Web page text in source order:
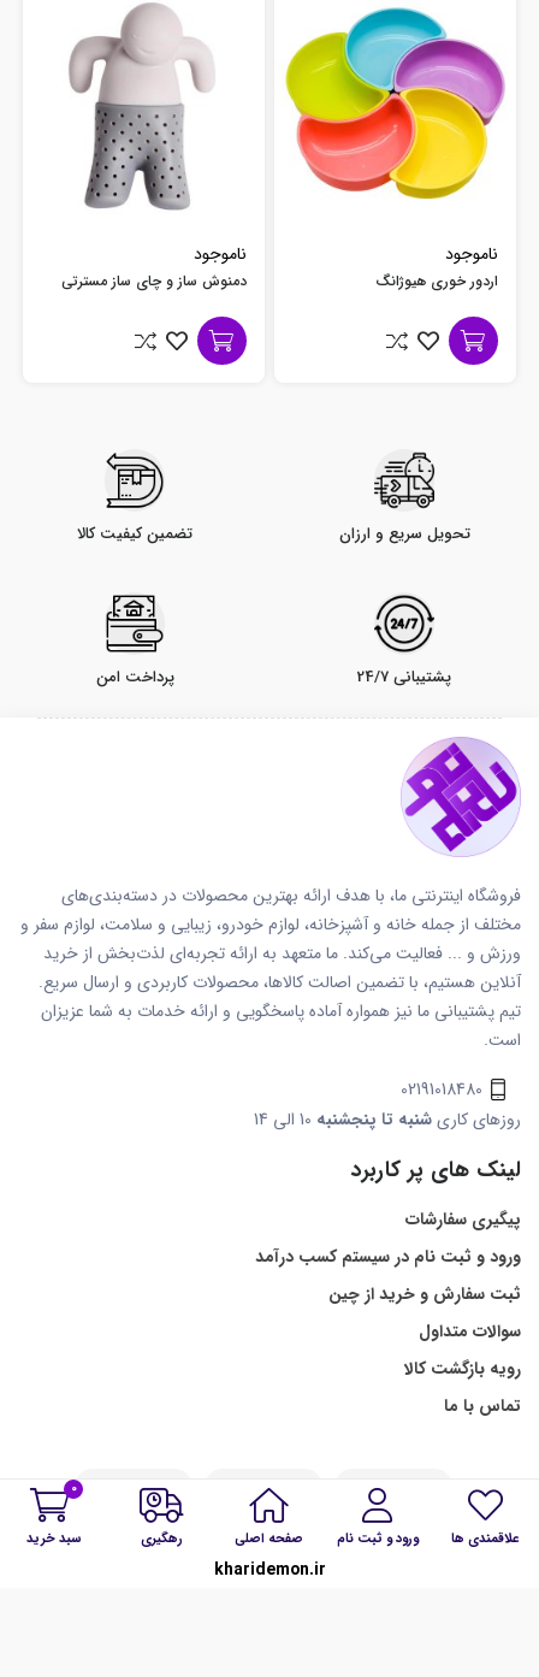
0
سبد خرید رهگیری صفحه اصلی ورود و ثبت نام علاقمندی ها
kharidemon.ir
ناموجود
اردور خوری هیوژانگ
ناموجود
دمنوش ساز و چای ساز مسترتی
تحویل سریع و ارزان تضمین کیفیت کالا
پشتیبانی 24/7 پرداخت امن
فروشگاه اینترنتی ما، با هدف ارائه بهترین محصولات در دسته‌بندی‌های
مختلف از جمله خانه و آشپزخانه، لوازم خودرو، زیبایی و سلامت، لوازم سفر و
ورزش و ... فعالیت می‌کند. ما متعهد به ارائه تجربه‌ای لذت‌بخش از خرید
آنلاین هستیم، با تضمین اصالت کالاها، محصولات کاربردی و ارسال سریع.
تیم پشتیبانی ما نیز همواره آماده پاسخگویی و ارائه خدمات به شما عزیزان
است.
02191018480
روزهای کاریشنبه تا پنجشنبه
لینک های پر کاربرد
پیگیری سفارشات
ورود و ثبت نام در سیستم کسب درآمد
ثبت سفارش و خرید از چین
سوالات متداول
رویه بازگشت کالا
تماس با ما